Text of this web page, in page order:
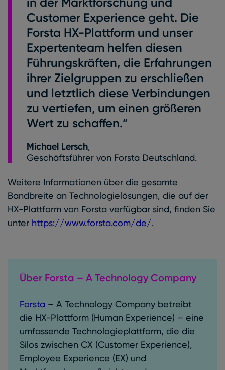
Customer Experience geht. Die
Forsta HX-Plattform und unser
Expertenteam helfen diesen
Führungskräften, die Erfahrungen
ihrer Zielgruppen zu erschließen
und letztlich diese Verbindungen
zu vertiefen, um einen größeren
Wert zu schaffen.”
Michael Lersch,
Geschäftsführer von Forsta Deutschland.
Weitere Informationen über die gesamte
Bandbreite an Technologielösungen, die auf der
HX-Plattform von Forsta verfügbar sind, finden Sie
unter https://www.forsta.com/de/.
Über Forsta – A Technology Company
Forsta – A Technology Company betreibt
die HX-Plattform (Human Experience) – eine
umfassende Technologieplattform, die die
Silos zwischen CX (Customer Experience),
Employee Experience (EX) und